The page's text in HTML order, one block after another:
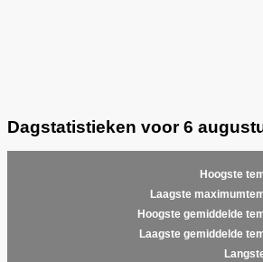
Dagstatistieken voor 6
Hoogste
Laagste
Hoogste gemiddelde
Laagste gemiddelde